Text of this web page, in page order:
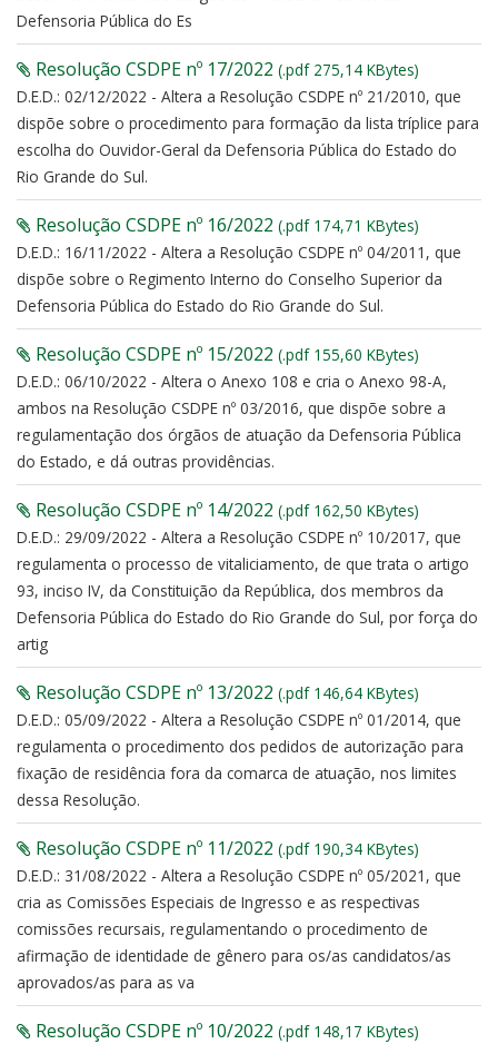
Defensoria Pública do Es
Resolução CSDPE nº 17/2022 (.pdf 275,14 KBytes)
D.E.D.: 02/12/2022 - Altera a Resolução CSDPE nº 21/2010, que
dispõe sobre o procedimento para formação da lista tríplice para
escolha do Ouvidor-Geral da Defensoria Pública do Estado do
Rio Grande do Sul.
Resolução CSDPE nº 16/2022 (.pdf 174,71 KBytes)
D.E.D.: 16/11/2022 - Altera a Resolução CSDPE nº 04/2011, que
dispõe sobre o Regimento Interno do Conselho Superior da
Defensoria Pública do Estado do Rio Grande do Sul.
Resolução CSDPE nº 15/2022 (.pdf 155,60 KBytes)
D.E.D.: 06/10/2022 - Altera o Anexo 108 e cria o Anexo 98-A,
ambos na Resolução CSDPE nº 03/2016, que dispõe sobre a
regulamentação dos órgãos de atuação da Defensoria Pública
do Estado, e dá outras providências.
Resolução CSDPE nº 14/2022 (.pdf 162,50 KBytes)
D.E.D.: 29/09/2022 - Altera a Resolução CSDPE nº 10/2017, que
regulamenta o processo de vitaliciamento, de que trata o artigo
93, inciso IV, da Constituição da República, dos membros da
Defensoria Pública do Estado do Rio Grande do Sul, por força do
artig
Resolução CSDPE nº 13/2022 (.pdf 146,64 KBytes)
D.E.D.: 05/09/2022 - Altera a Resolução CSDPE nº 01/2014, que
regulamenta o procedimento dos pedidos de autorização para
fixação de residência fora da comarca de atuação, nos limites
dessa Resolução.
Resolução CSDPE nº 11/2022 (.pdf 190,34 KBytes)
D.E.D.: 31/08/2022 - Altera a Resolução CSDPE nº 05/2021, que
cria as Comissões Especiais de Ingresso e as respectivas
comissões recursais, regulamentando o procedimento de
afirmação de identidade de gênero para os/as candidatos/as
aprovados/as para as va
Resolução CSDPE nº 10/2022 (.pdf 148,17 KBytes)